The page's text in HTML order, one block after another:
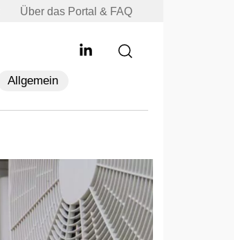
Über das Portal & FAQ
Allgemein